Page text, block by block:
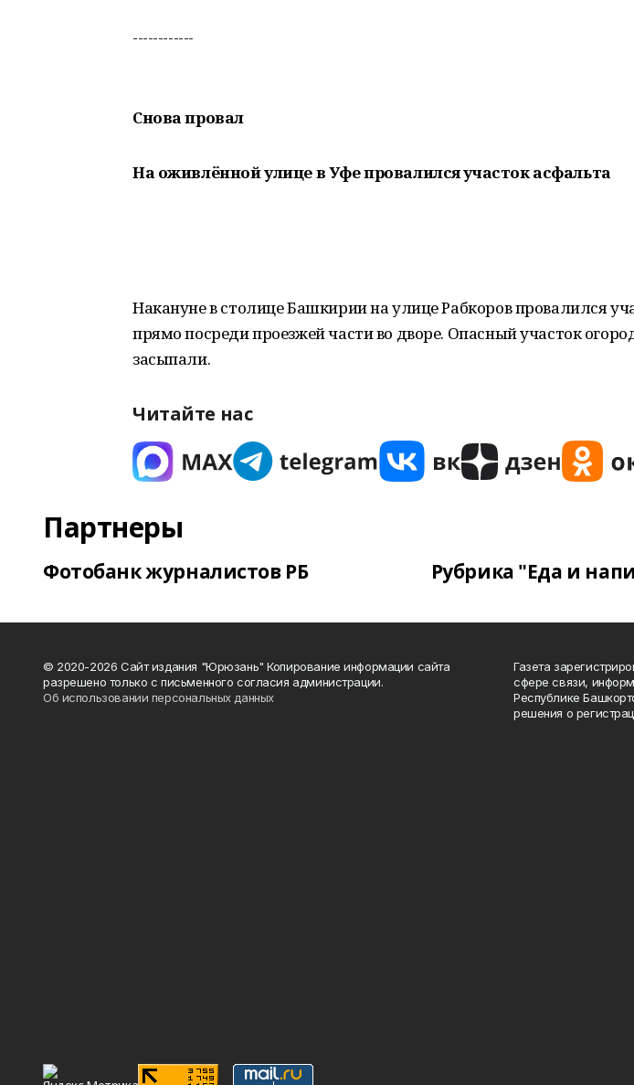
------------
Снова провал
На оживлённой улице в Уфе провалился участок асфальта
Накануне в столице Башкирии на улице Рабкоров провалился
прямо посреди проезжей части во дворе. Опасный участок
засыпали.
Читайте нас
Партнеры
Фотобанк журналистов РБ Рубрика "Еда и
© 2020-2026 Сайт издания "Юрюзань" Копирование информации сайта
разрешено только с письменного согласия администрации.
Об использовании персональных данных
Газета
сфере связи,
Республике
решения о